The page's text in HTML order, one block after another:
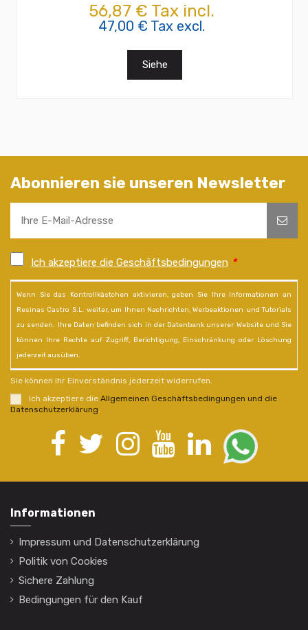
56,87 € Tax incl.
47,00 € Tax excl.
Siehe
Abonnieren sie unseren Newsletter
Ich akzeptiere die Geschäftsbedingungen *
Wenn Sie das Kontrollkästchen aktivieren, geben Sie Ihre Informationen an
Resinas Castro S.L. weiter, um Ihnen Nachrichten, Werbeaktionen und Tutorials
zu senden. Ihre Daten befinden sich in der Datenbank unserer Website und Sie
können Ihre Rechte auf Zugriff, Berichtigung, Einschränkung oder Löschung
jederzeit ausüben.
Sie können Ihr Einverständnis jederzeit widerrufen.
Ich akzeptiere die Allgemeinen Geschäftsbedingungen und die
Datenschutzerklärung
Informationen
Impressum und Datenschutzerklärung
Politik von Cookies
Sichere Zahlung
Bedingungen für den Kauf